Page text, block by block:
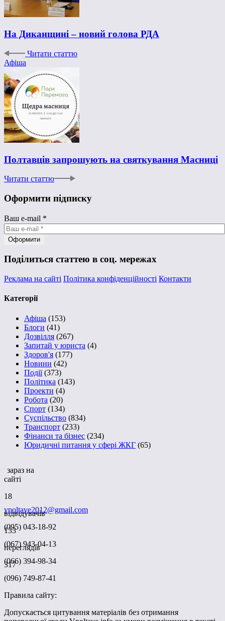
На Диканщині – новий голова РДА
Читати статтю
Афіша
Полтавців запрошують на святкування Масниці
Читати статтю
Оформити підписку
Ваш e-mail *
Поділиться статтею в соц. мережах
Реклама на сайті Політика конфіденційності Контакти
Категорії
Афіша (153)
Блоги (41)
Дозвілля (267)
Запитай у юриста (4)
Здоров'я (177)
Новини (42)
Події(373)
Політика (143)
Проекти (4)
Робота (20)
Спорт (134)
Суспільство (834)
Транспорт (233)
Фінанси та бізнес (234)
Юридичні питання у сфері ЖКГ (65)
зараз на
сайті
18
відвідувачів
133
переглядів
317
vpoltave2012@gmail.com
(095) 043-18-92
(067) 943-04-13
(066) 394-98-34
(096) 749-87-41
Правила сайту:
Допускається цитування матеріалів без отримання